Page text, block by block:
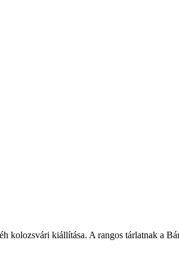
kolozsvári kiállítása. A rangos tárlatnak a